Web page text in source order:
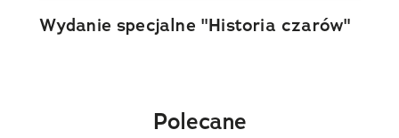
Wydanie specjalne "Historia czarów"
Polecane